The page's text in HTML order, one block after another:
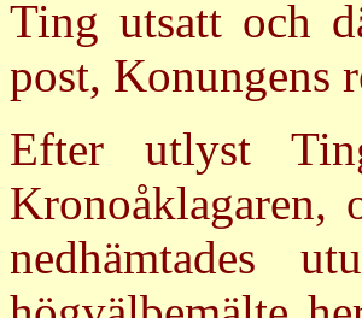
Ting utsatt och
post, Konungens
Efter utlyst
Kronoåklagaren,
nedhämtades